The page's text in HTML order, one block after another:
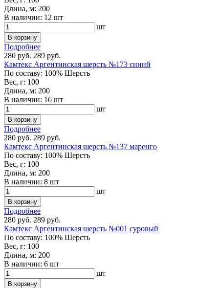
Длина, м: 200
В наличии: 12 шт
шт
В корзину
Подробнее
280 руб. 289 руб.
Камтекс Аргентинская шерсть №173 синий
По составу: 100% Шерсть
Вес, г: 100
Длина, м: 200
В наличии: 16 шт
шт
В корзину
Подробнее
280 руб. 289 руб.
Камтекс Аргентинская шерсть №137 маренго
По составу: 100% Шерсть
Вес, г: 100
Длина, м: 200
В наличии: 8 шт
шт
В корзину
Подробнее
280 руб. 289 руб.
Камтекс Аргентинская шерсть №001 суровый
По составу: 100% Шерсть
Вес, г: 100
Длина, м: 200
В наличии: 6 шт
шт
В корзину